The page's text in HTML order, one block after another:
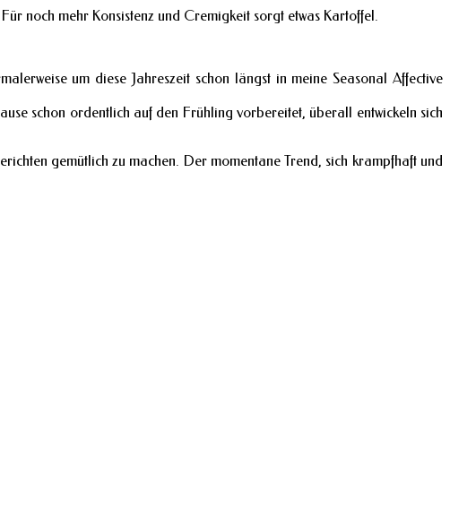
noch mehr Konsistenz und Cremigkeit sorgt etwas Kartoffel.
um diese Jahreszeit schon längst in meine Seasonal Affective
schon ordentlich auf den Frühling vorbereitet, überall entwickeln sich
gemütlich zu machen. Der momentane Trend, sich krampfhaft und